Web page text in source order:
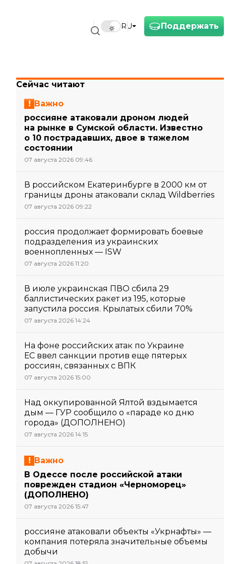
Поддержать
RU
Сейчас читают
Важно
россияне атаковали дроном людей
на рынке в Сумской области. Известно
о 10 пострадавших, двое в тяжелом
состоянии
07 августа 2026 09:46
В российском Екатеринбурге в 2000 км от
границы дроны атаковали склад Wildberries
07 августа 2026 09:22
россия продолжает формировать боевые
подразделения из украинских
военнопленных — ISW
07 августа 2026 11:20
В июле украинская ПВО сбила 29
баллистических ракет из 195, которые
запустила россия. Крылатых сбили 70%
07 августа 2026 14:24
На фоне российских атак по Украине
ЕС ввел санкции против еще пятерых
россиян, связанных с ВПК
07 августа 2026 15:00
Над оккупированной Ялтой вздымается
дым — ГУР сообщило о «параде ко дню
города» (ДОПОЛНЕНО)
07 августа 2026 14:15
Важно
В Одессе после российской атаки
поврежден стадион «Черноморец»
(ДОПОЛНЕНО)
07 августа 2026 15:47
россияне атаковали объекты «Укрнафты» —
компания потеряла значительные объемы
добычи